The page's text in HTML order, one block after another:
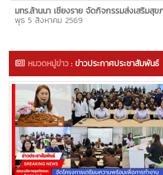
มทร.ล้านนา เชียงราย จัดกิจกรรมส่งเสริมสุ
พุธ 5 สิงหาคม 2569
หมวดหมู่ข่าว:ข่าวประกาศประชาสัมพันธ์